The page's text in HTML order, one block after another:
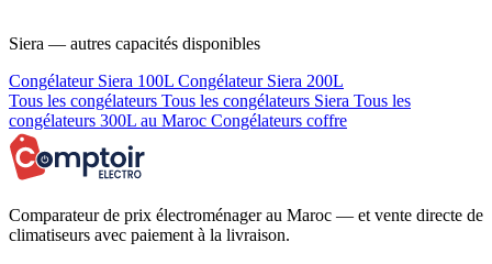
Siera — autres capacités disponibles
Congélateur Siera 100L Congélateur Siera 200L
Tous les congélateurs Tous les congélateurs Siera Tous les
congélateurs 300L au Maroc Congélateurs coffre
Comparateur de prix électroménager au Maroc — et vente directe de
climatiseurs avec paiement à la livraison.